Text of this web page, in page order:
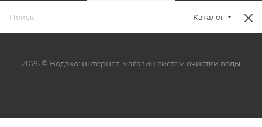
2026 © Водэко: интернет-магазин систем очистки воды
Каталог